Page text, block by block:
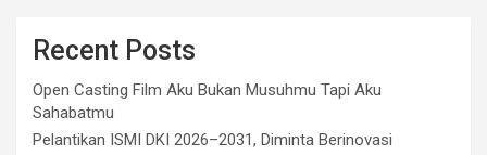
Recent Posts
Open Casting Film Aku Bukan Musuhmu Tapi Aku
Sahabatmu
Pelantikan ISMI DKI 2026–2031, Diminta Berinovasi